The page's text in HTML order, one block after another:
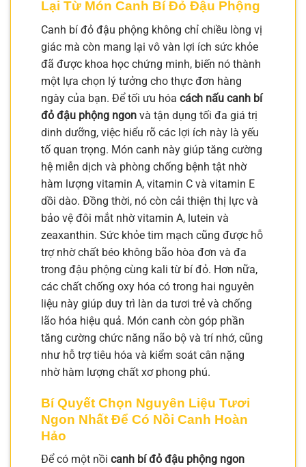
Lại Từ Món Canh Bí Đỏ Đậu Phộng
Canh bí đỏ đậu phộng không chỉ chiều lòng vị
giác mà còn mang lại vô vàn lợi ích sức khỏe
đã được khoa học chứng minh, biến nó thành
một lựa chọn lý tưởng cho thực đơn hàng
ngày của bạn. Để tối ưu hóa cách nấu canh bí
đỏ đậu phộng ngon và tận dụng tối đa giá trị
dinh dưỡng, việc hiểu rõ các lợi ích này là yếu
tố quan trọng. Món canh này giúp tăng cường
hệ miễn dịch và phòng chống bệnh tật nhờ
hàm lượng vitamin A, vitamin C và vitamin E
dồi dào. Đồng thời, nó còn cải thiện thị lực và
bảo vệ đôi mắt nhờ vitamin A, lutein và
zeaxanthin. Sức khỏe tim mạch cũng được hỗ
trợ nhờ chất béo không bão hòa đơn và đa
trong đậu phộng cùng kali từ bí đỏ. Hơn nữa,
các chất chống oxy hóa có trong hai nguyên
liệu này giúp duy trì làn da tươi trẻ và chống
lão hóa hiệu quả. Món canh còn góp phần
tăng cường chức năng não bộ và trí nhớ, cũng
như hỗ trợ tiêu hóa và kiểm soát cân nặng
nhờ hàm lượng chất xơ phong phú.
Bí Quyết Chọn Nguyên Liệu Tươi
Ngon Nhất Để Có Nồi Canh Hoàn
Hảo
Để có một nồi canh bí đỏ đậu phộng ngon